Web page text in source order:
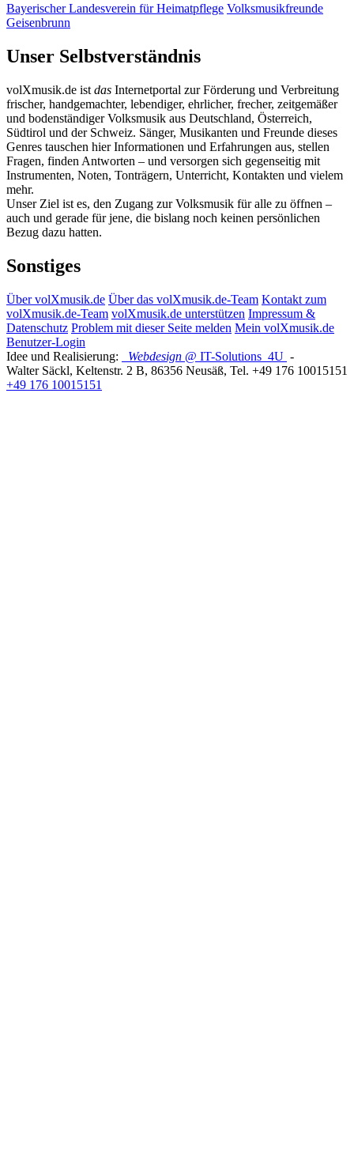
Bayerischer Landesverein für Heimatpflege Volksmusikfreunde
Geisenbrunn
Unser Selbstverständnis
volXmusik.de ist das Internetportal zur Förderung und Verbreitung
frischer, handgemachter, lebendiger, ehrlicher, frecher, zeitgemäßer
und bodenständiger Volksmusik aus Deutschland, Österreich,
Südtirol und der Schweiz. Sänger, Musikanten und Freunde dieses
Genres tauschen hier Informationen und Erfahrungen aus, stellen
Fragen, finden Antworten – und versorgen sich gegenseitig mit
Instrumenten, Noten, Tonträgern, Unterricht, Kontakten und vielem
mehr.
Unser Ziel ist es, den Zugang zur Volksmusik für alle zu öffnen –
auch und gerade für jene, die bislang noch keinen persönlichen
Bezug dazu hatten.
Sonstiges
Über volXmusik.de Über das volXmusik.de-Team Kontakt zum
volXmusik.de-Team volXmusik.de unterstützen Impressum &
Datenschutz Problem mit dieser Seite melden Mein volXmusik.de
Benutzer-Login
Idee und Realisierung:
Webdesign @ IT-Solutions 4U -
Walter Säckl, Keltenstr. 2 B, 86356 Neusäß, Tel. +49 176 10015151
+49 176 10015151